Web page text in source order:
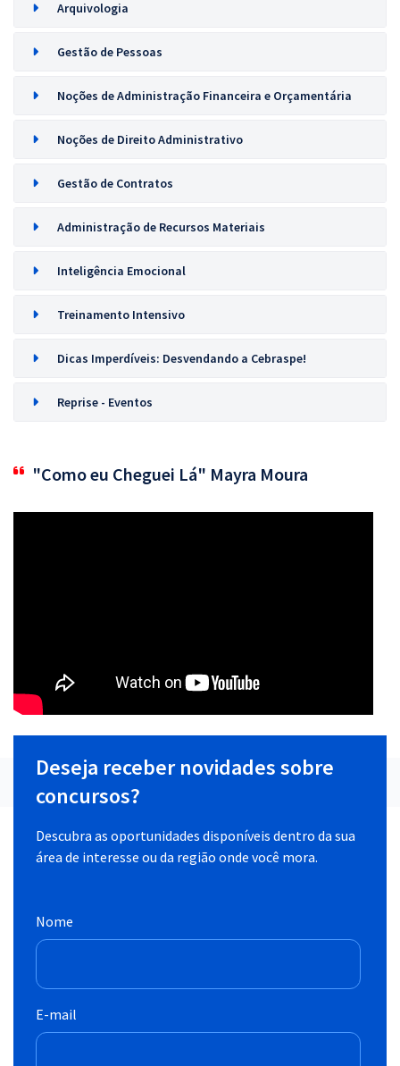
Arquivologia
Gestão de Pessoas
Noções de Administração Financeira e Orçamentária
Noções de Direito Administrativo
Gestão de Contratos
Administração de Recursos Materiais
Inteligência Emocional
Treinamento Intensivo
Dicas Imperdíveis: Desvendando a Cebraspe!
Reprise - Eventos
"Como eu Cheguei Lá" Mayra Moura
Deseja receber novidades sobre
concursos?
Descubra as oportunidades disponíveis dentro da sua
área de interesse ou da região onde você mora.
Nome
E-mail